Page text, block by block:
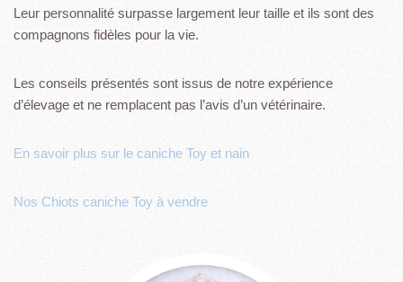
Leur personnalité surpasse largement leur taille et ils sont des
compagnons fidèles pour la vie.
Les conseils présentés sont issus de notre expérience
d’élevage et ne remplacent pas l’avis d’un vétérinaire.
En savoir plus sur le caniche Toy et nain
Nos Chiots caniche Toy à vendre